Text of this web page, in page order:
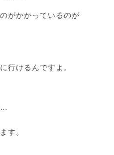
がかかっているのが
行けるんですよ。
…
す。